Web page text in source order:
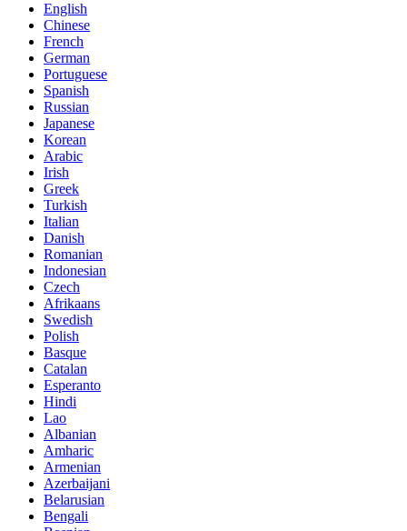
English
Chinese
French
German
Portuguese
Spanish
Russian
Japanese
Korean
Arabic
Irish
Greek
Turkish
Italian
Danish
Romanian
Indonesian
Czech
Afrikaans
Swedish
Polish
Basque
Catalan
Esperanto
Hindi
Lao
Albanian
Amharic
Armenian
Azerbaijani
Belarusian
Bengali